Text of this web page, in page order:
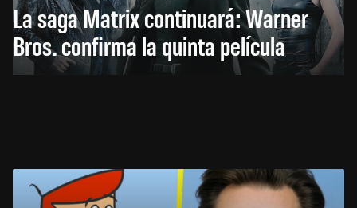
La saga Matrix continuará: Warner
Bros. confirma la quinta película